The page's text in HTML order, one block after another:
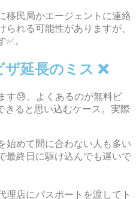
移民局かエージェントに連絡
れる可能性がありますが、
。
延長のミス ❌
す😓。よくあるのが無料ビ
きると思い込むケース。実際
始めて間に合わない人も多い
最終日に駆け込んでも遅いで
理店にパスポートを渡してト